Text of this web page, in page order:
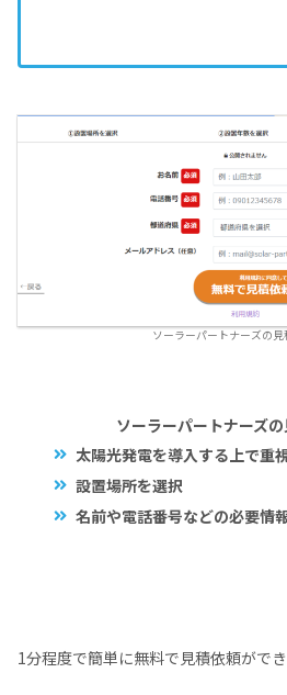
ソーラーパートナーズの見
ソーラーパートナーズ
太陽光発電を導入する上で重
設置場所を選択
名前や電話番号などの必要情
1分程度で簡単に無料で見積依頼ができ